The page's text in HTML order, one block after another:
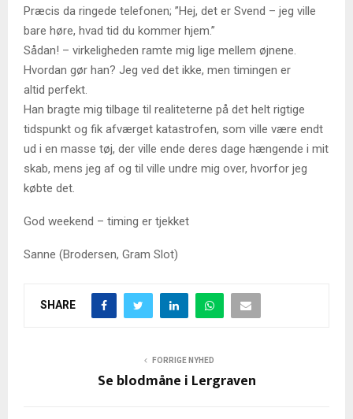
Præcis da ringede telefonen; ”Hej, det er Svend – jeg ville
bare høre, hvad tid du kommer hjem.”
Sådan! – virkeligheden ramte mig lige mellem øjnene.
Hvordan gør han? Jeg ved det ikke, men timingen er
altid perfekt.
Han bragte mig tilbage til realiteterne på det helt rigtige
tidspunkt og fik afværget katastrofen, som ville være endt
ud i en masse tøj, der ville ende deres dage hængende i mit
skab, mens jeg af og til ville undre mig over, hvorfor jeg
købte det.
God weekend – timing er tjekket
Sanne (Brodersen, Gram Slot)
SHARE
FORRIGE NYHED
Se blodmåne i Lergraven